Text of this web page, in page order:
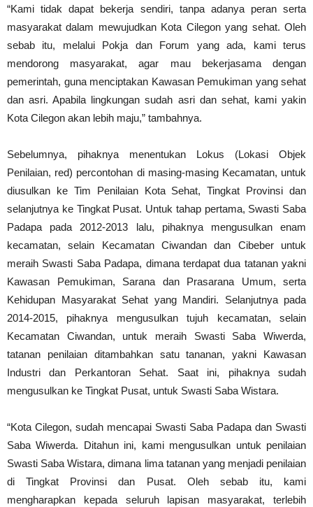
“Kami tidak dapat bekerja sendiri, tanpa adanya peran serta
masyarakat dalam mewujudkan Kota Cilegon yang sehat. Oleh
sebab itu, melalui Pokja dan Forum yang ada, kami terus
mendorong masyarakat, agar mau bekerjasama dengan
pemerintah, guna menciptakan Kawasan Pemukiman yang sehat
dan asri. Apabila lingkungan sudah asri dan sehat, kami yakin
Kota Cilegon akan lebih maju,” tambahnya.
Sebelumnya, pihaknya menentukan Lokus (Lokasi Objek
Penilaian, red) percontohan di masing-masing Kecamatan, untuk
diusulkan ke Tim Penilaian Kota Sehat, Tingkat Provinsi dan
selanjutnya ke Tingkat Pusat. Untuk tahap pertama, Swasti Saba
Padapa pada 2012-2013 lalu, pihaknya mengusulkan enam
kecamatan, selain Kecamatan Ciwandan dan Cibeber untuk
meraih Swasti Saba Padapa, dimana terdapat dua tatanan yakni
Kawasan Pemukiman, Sarana dan Prasarana Umum, serta
Kehidupan Masyarakat Sehat yang Mandiri. Selanjutnya pada
2014-2015, pihaknya mengusulkan tujuh kecamatan, selain
Kecamatan Ciwandan, untuk meraih Swasti Saba Wiwerda,
tatanan penilaian ditambahkan satu tananan, yakni Kawasan
Industri dan Perkantoran Sehat. Saat ini, pihaknya sudah
mengusulkan ke Tingkat Pusat, untuk Swasti Saba Wistara.
“Kota Cilegon, sudah mencapai Swasti Saba Padapa dan Swasti
Saba Wiwerda. Ditahun ini, kami mengusulkan untuk penilaian
Swasti Saba Wistara, dimana lima tatanan yang menjadi penilaian
di Tingkat Provinsi dan Pusat. Oleh sebab itu, kami
mengharapkan kepada seluruh lapisan masyarakat, terlebih